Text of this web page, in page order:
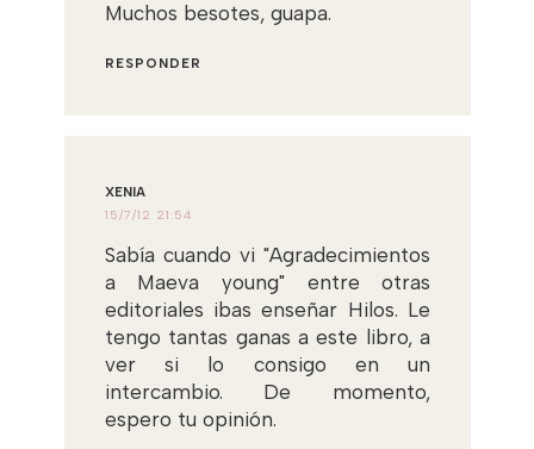
Muchos besotes, guapa.
RESPONDER
XENIA
15/7/12 21:54
Sabía cuando vi "Agradecimientos
a Maeva young" entre otras
editoriales ibas enseñar Hilos. Le
tengo tantas ganas a este libro, a
ver si lo consigo en un
intercambio. De momento,
espero tu opinión.